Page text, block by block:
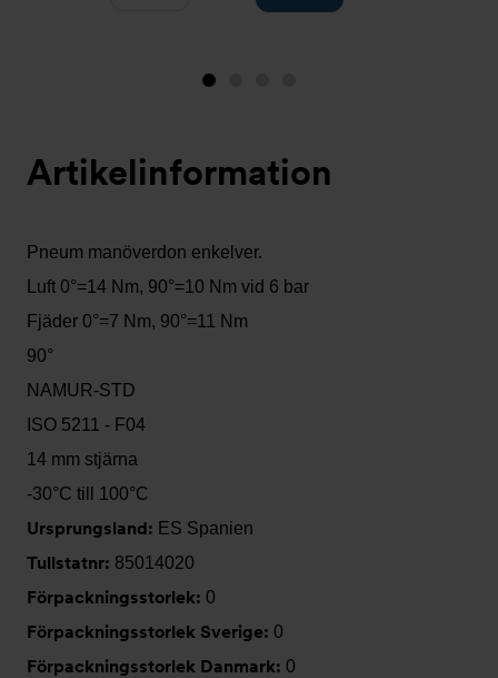
Bild
nu)
Artikelinformation
Pneum manöverdon enkelver.
Luft 0°=14 Nm, 90°=10 Nm vid 6 bar
Fjäder 0°=7 Nm, 90°=11 Nm
90°
NAMUR-STD
ISO 5211 - F04
14 mm stjärna
-30°C till 100°C
Ursprungsland: ES Spanien
Tullstatnr: 85014020
Förpackningsstorlek: 0
Förpackningsstorlek Sverige: 0
Förpackningsstorlek Danmark: 0